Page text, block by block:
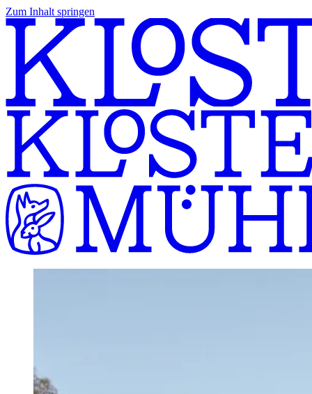
Zum Inhalt springen